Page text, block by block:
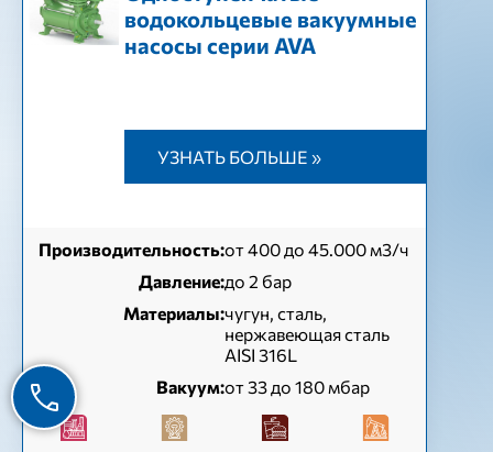
водокольцевые вакуумные
насосы серии AVA
УЗНАТЬ БОЛЬШЕ »
Производительность:от 400 до 45.000 м3/ч
Давление:до 2 бар
Материалы:чугун, сталь,
нержавеющая сталь
AISI 316L
Вакуум:от 33 до 180 мбар